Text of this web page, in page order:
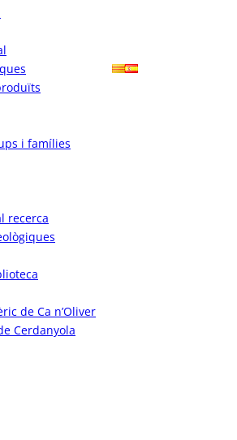
i famílies
recerca
de Ca n’Oliver
Cerdanyola